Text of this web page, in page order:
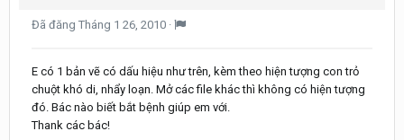
Đã đăng Tháng 1 26, 2010 ·
E có 1 bản vẽ có dấu hiệu như trên, kèm theo hiện tượng con trỏ
chuột khó di, nhẩy loạn. Mở các file khác thì không có hiện tượng
đó. Bác nào biết bắt bệnh giúp em với.
Thank các bác!